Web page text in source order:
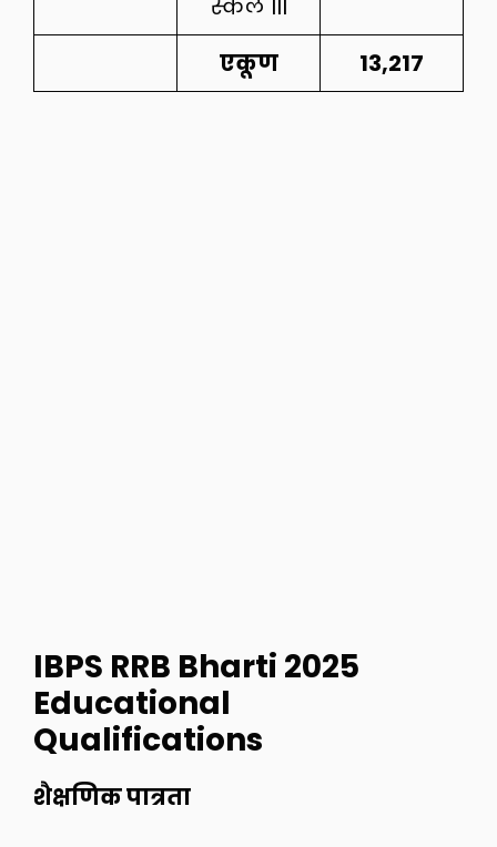
स्केल III
एकूण 13,217
IBPS RRB Bharti 2025
Educational
Qualifications
शैक्षणिक पात्रता